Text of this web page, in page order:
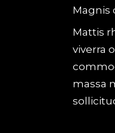
Magnis
Mattis
viverra
massa